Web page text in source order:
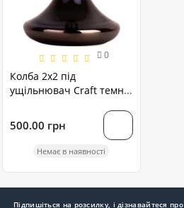
0
Колба 2х2 під
ущільнювач Craft темна
500.00 грн
Немає в наявності
Підпишіться на розсилку, і дізнавайтеся про